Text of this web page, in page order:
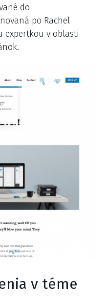
do
po Rachel
expertkou v oblasti
v téme